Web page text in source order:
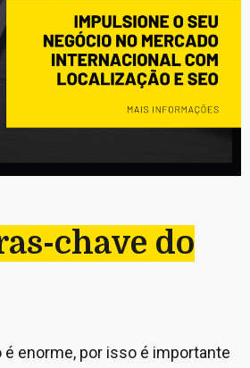
chave do
enorme, por isso é importante